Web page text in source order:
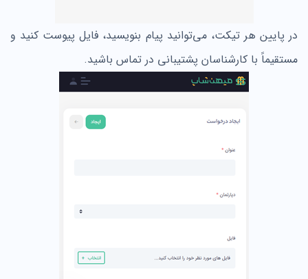
در پایین هر تیکت، می‌توانید پیام بنویسید، فایل پیوست کنید و
مستقیماً با کارشناسان پشتیبانی در تماس باشید.